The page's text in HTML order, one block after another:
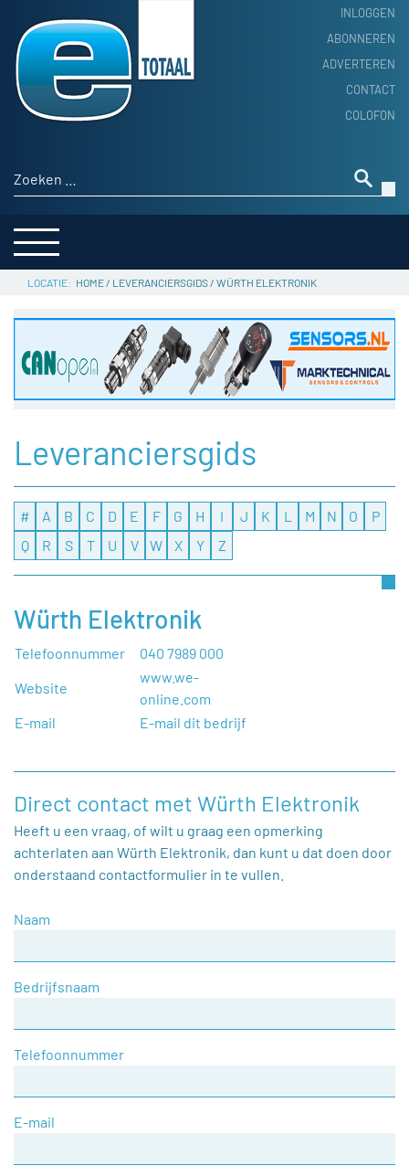
INLOGGEN
ABONNEREN
ADVERTEREN
CONTACT
COLOFON
Zoeken naar:
HOME
PRODUCTNIEUWS
ACHTERGROND
THEMA’S
SERVICE
HOME/ LEVERANCIERSGIDS/ WÜRTH ELEKTRONIK
Leveranciersgids
# A B C D E F G H I J K L M N O
P
Q
R S T U V W X Y Z
Würth Elektronik
Telefoonnummer
040 7989 000
Website
www.we-
online.com
E-mail
E-mail dit bedrijf
Direct contact met Würth Elektronik
Heeft u een vraag, of wilt u graag een opmerking
achterlaten aan Würth Elektronik, dan kunt u dat doen door
onderstaand contactformulier in te vullen.
Naam
Bedrijfsnaam
Telefoonnummer
E-mail